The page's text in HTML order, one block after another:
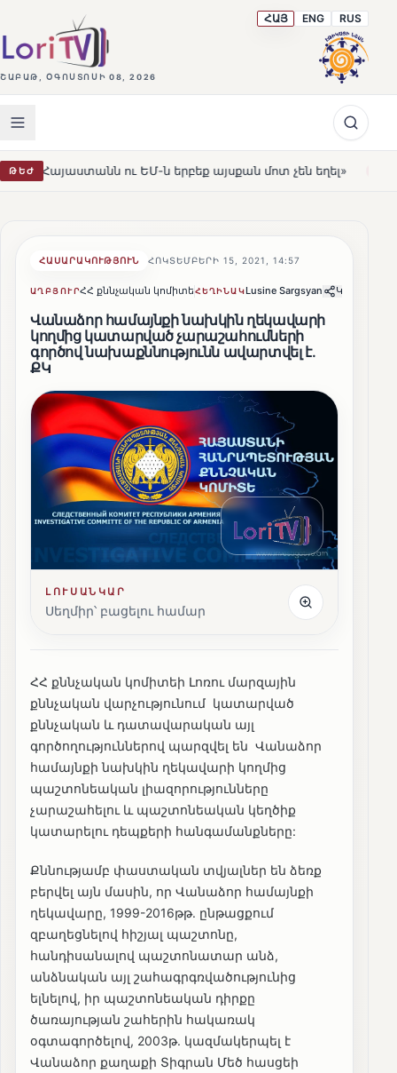
ՇԱԲԱԹ, ՕԳՈՍՏՈՍԻ 08, 2026
ՀԱՅ ENG RUS
ԹԵԺԵՄ-ն երբեք այսքան մոտ չեն եղել» HOT Լեռնահովիտի
ՀԱՍԱՐԱԿՈՒԹՅՈՒՆ ՀՈԿՏԵՄԲԵՐԻ 15, 2021, 14:57
ԱՂԲՅՈՒՐՀՀ քննչական կոմիտեՀԵՂԻՆԱԿLusine Sargsyan Կիսվել
Վանաձոր համայնքի նախկին ղեկավարի
կողմից կատարված չարաշահումների
գործով նախաքննությունն ավարտվել է․
ՔԿ
ԼՈՒՍԱՆԿԱՐ
Սեղմիր՝ բացելու համար
ՀՀ քննչական կոմիտեի Լոռու մարզային
քննչական վարչությունում կատարված
քննչական և դատավարական այլ
գործողություններով պարզվել են Վանաձոր
համայնքի նախկին ղեկավարի կողմից
պաշտոնեական լիազորությունները
չարաշահելու և պաշտոնեական կեղծիք
կատարելու դեպքերի հանգամանքները:
Քննությամբ փաստական տվյալներ են ձեռք
բերվել այն մասին, որ Վանաձոր համայնքի
ղեկավարը, 1999-2016թթ. ընթացքում
զբաղեցնելով հիշյալ պաշտոնը,
հանդիսանալով պաշտոնատար անձ,
անձնական այլ շահագրգռվածությունից
ելնելով, իր պաշտոնեական դիրքը
ծառայության շահերին հակառակ
օգտագործելով, 2003թ. կազմակերպել է
Վանաձոր քաղաքի Տիգրան Մեծ հասցեի